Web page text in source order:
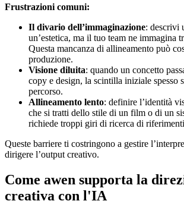
Frustrazioni comuni:
Il divario dell’immaginazione: descrivi
un’estetica, ma il tuo team ne immagina
Questa mancanza di allineamento può
produzione.
Visione diluita: quando un concetto
copy e design, la scintilla iniziale spesso
percorso.
Allineamento lento: definire l’identità
che si tratti dello stile di un film o di un
richiede troppi giri di ricerca di
Queste barriere ti costringono a gestire
dirigere l’output creativo.
Come awen supporta la
creativa con l'IA